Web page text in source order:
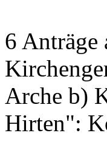
6 Anträge
Arche b)
Hirten":